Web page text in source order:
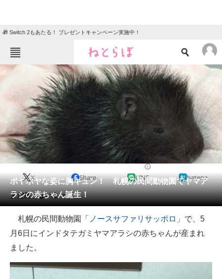
🎁 Switch 2もあたる！ プレゼントキャンペーン実施中！
ねとらぼメニュー
ニュース
クイズ
地域
住まい 教育・育児
動物 リサーチ
会員記事
メディア
注目記事を集めた総合ページ
ITの今と未来を見通す
スマホと通信の最新トレンド
ポヤポヤな姿に胸キュン！ 札幌の民間動物園でヤマア
ラシの赤ちゃん誕生！
X Share LINE hatena
まだ痛くないよー。
札幌の民間動物園「 ノースサファリサッポロ 」で、5
月6日にインドタテガミヤマアラシの赤ちゃんが産まれ
ました。